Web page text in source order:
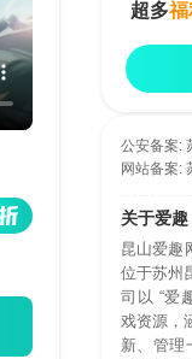
超多福
公安备案:
网站备案:
关于爱趣
昆山爱趣
位于苏州
司以 “爱
戏资源，
新、管理